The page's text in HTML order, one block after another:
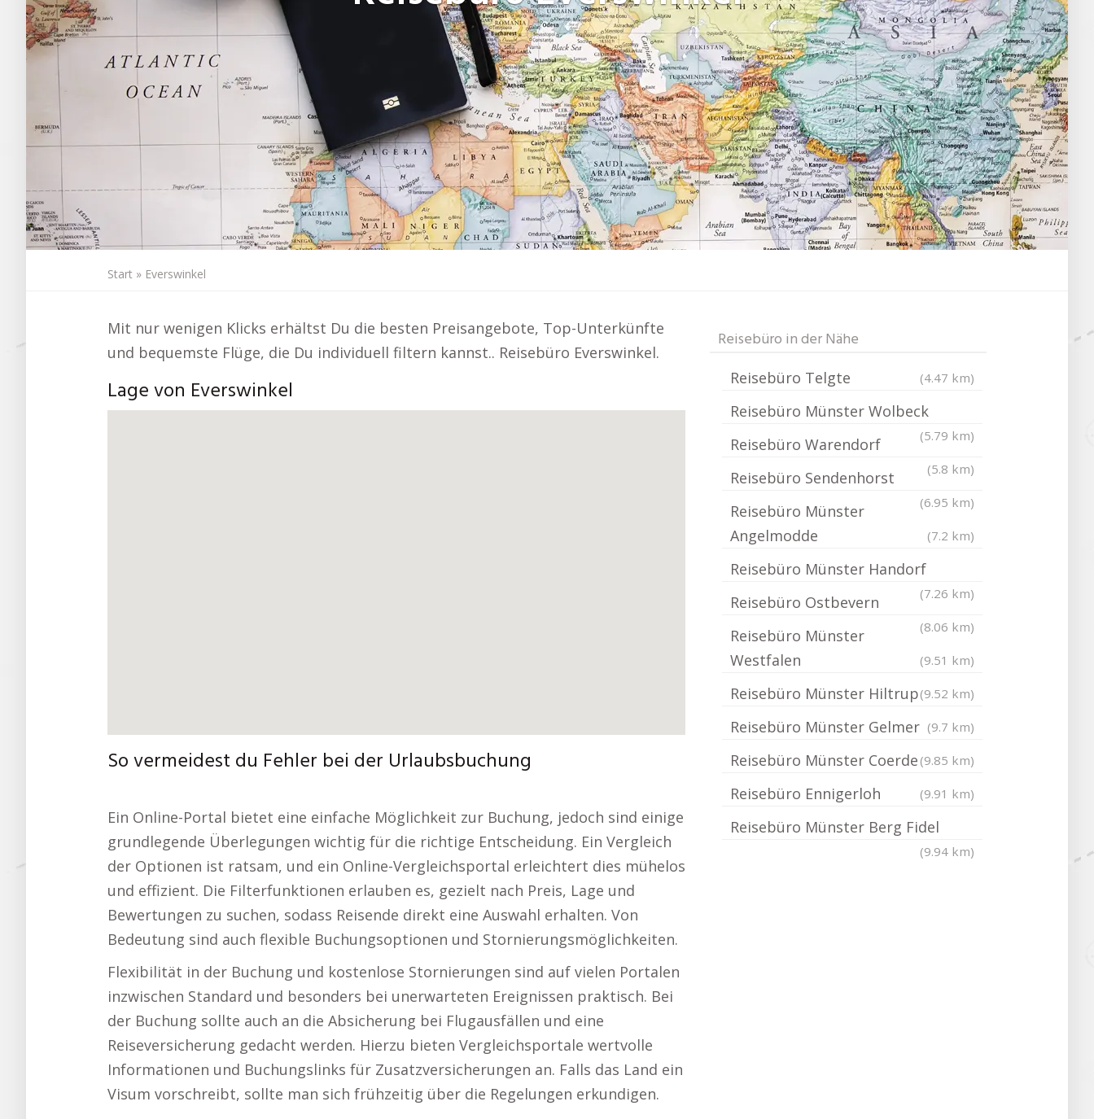
Start » Everswinkel
Mit nur wenigen Klicks erhältst Du die besten Preisangebote, Top-Unterkünfte
und bequemste Flüge, die Du individuell filtern kannst.. Reisebüro Everswinkel.
Lage von Everswinkel
So vermeidest du Fehler bei der Urlaubsbuchung
Ein Online-Portal bietet eine einfache Möglichkeit zur Buchung, jedoch sind einige
grundlegende Überlegungen wichtig für die richtige Entscheidung. Ein Vergleich
der Optionen ist ratsam, und ein Online-Vergleichsportal erleichtert dies mühelos
und effizient. Die Filterfunktionen erlauben es, gezielt nach Preis, Lage und
Bewertungen zu suchen, sodass Reisende direkt eine Auswahl erhalten. Von
Bedeutung sind auch flexible Buchungsoptionen und Stornierungsmöglichkeiten.
Flexibilität in der Buchung und kostenlose Stornierungen sind auf vielen Portalen
inzwischen Standard und besonders bei unerwarteten Ereignissen praktisch. Bei
der Buchung sollte auch an die Absicherung bei Flugausfällen und eine
Reiseversicherung gedacht werden. Hierzu bieten Vergleichsportale wertvolle
Informationen und Buchungslinks für Zusatzversicherungen an. Falls das Land ein
Visum vorschreibt, sollte man sich frühzeitig über die Regelungen erkundigen.
Reisebüro in der Nähe
Reisebüro Telgte (4.47 km)
Reisebüro Münster Wolbeck
(5.79 km)
Reisebüro Warendorf
(5.8 km)
Reisebüro Sendenhorst
(6.95 km)
Reisebüro Münster
Angelmodde
(7.2 km)
Reisebüro Münster Handorf
(7.26 km)
Reisebüro Ostbevern
(8.06 km)
Reisebüro Münster
Westfalen
(9.51 km)
Reisebüro Münster Hiltrup(9.52 km)
Reisebüro Münster Gelmer (9.7 km)
Reisebüro Münster Coerde (9.85 km)
Reisebüro Ennigerloh (9.91 km)
Reisebüro Münster Berg Fidel
(9.94 km)